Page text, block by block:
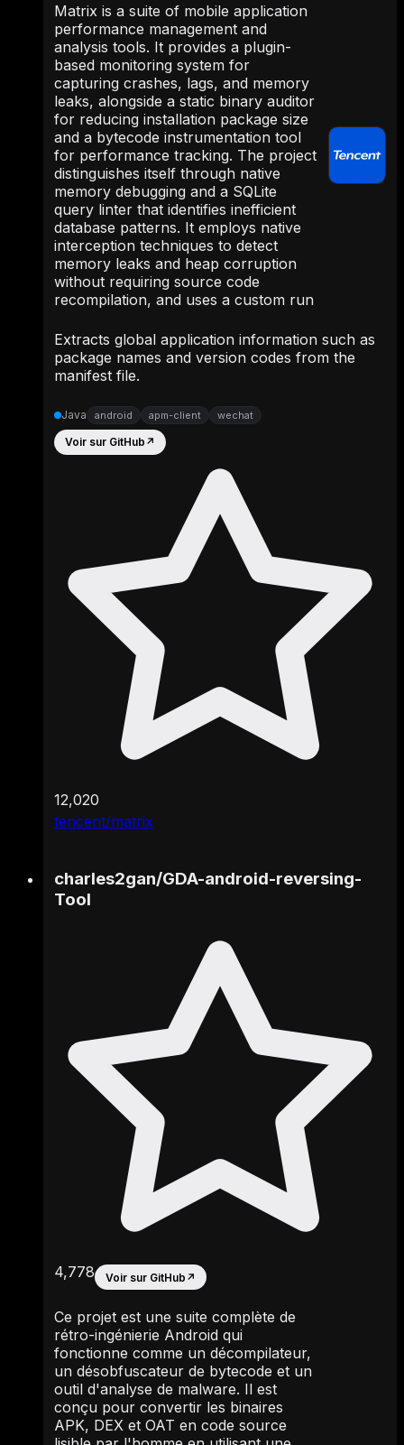
tencent/matrix
Matrix is a suite of mobile application
performance management and
analysis tools. It provides a plugin-
based monitoring system for
capturing crashes, lags, and memory
leaks, alongside a static binary auditor
for reducing installation package size
and a bytecode instrumentation tool
for performance tracking. The project
distinguishes itself through native
memory debugging and a SQLite
query linter that identifies inefficient
database patterns. It employs native
interception techniques to detect
memory leaks and heap corruption
without requiring source code
recompilation, and uses a custom run
Extracts global application information such as
package names and version codes from the
manifest file.
Java android apm-client wechat
Voir sur GitHub ↗
12,020
charles2gan/GDA-android-reversing-
Tool
4,778 Voir sur GitHub ↗
Ce projet est une suite complète de
rétro-ingénierie Android qui
fonctionne comme un décompilateur,
un désobfuscateur de bytecode et un
outil d'analyse de malware. Il est
conçu pour convertir les binaires
APK, DEX et OAT en code source